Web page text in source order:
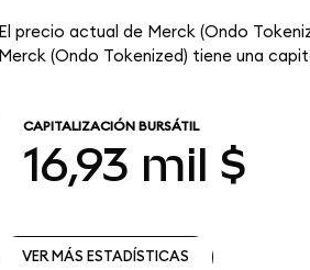
El precio actual de Merck (Ondo
Merck (Ondo Tokenized) tiene una
CAPITALIZACIÓN BURSÁTIL
16,93 mil $
VER MÁS ESTADÍSTICAS